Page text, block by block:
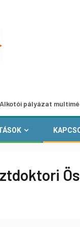
multimédia-